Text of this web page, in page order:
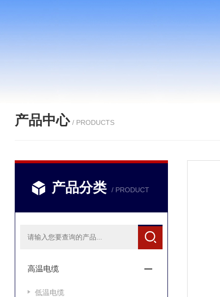
产品中心 / PRODUCTS
产品分类 / PRODUCT
高温电缆
低温电缆